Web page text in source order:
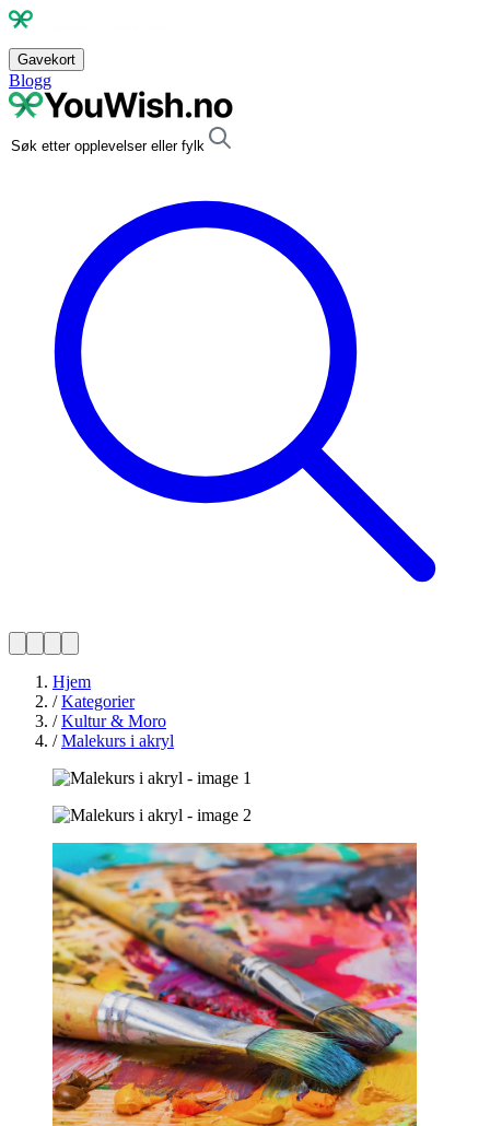
Gavekort
Blogg
Hjem
/Kategorier
/Kultur & Moro
/Malekurs i akryl